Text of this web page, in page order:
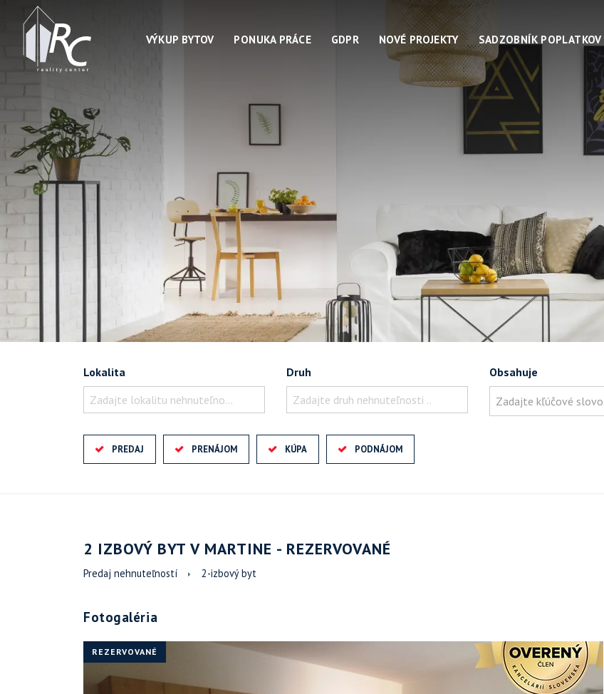
VÝKUP BYTOV PONUKA PRÁCE GDPR NOVÉ PROJEKTY SADZOBNÍK POPLATKOV
Lokalita
Zadajte lokalitu nehnuteľnosti ..
Druh
Zadajte druh nehnuteľnosti ..
Obsahuje
PREDAJ PRENÁJOM KÚPA PODNÁJOM
2 IZBOVÝ BYT V MARTINE - REZERVOVANÉ
Predaj nehnuteľností 2-izbový byt
Fotogaléria
REZERVOVANÉ